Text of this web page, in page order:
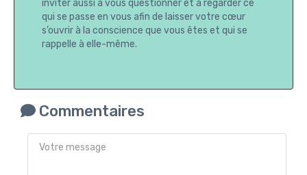
inviter aussi à vous questionner et à regarder ce
qui se passe en vous afin de laisser votre cœur
s’ouvrir à la conscience que vous êtes et qui se
rappelle à elle-même.
Commentaires